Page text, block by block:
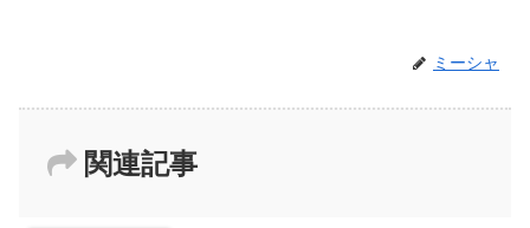
ミーシャ
関連記事